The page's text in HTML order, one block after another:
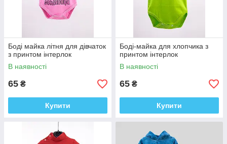
Боді майка літня для дівчаток
з принтом інтерлок
В наявності
65 ₴
Купити
Боді-майка для хлопчика з
принтом інтерлок
В наявності
65 ₴
Купити